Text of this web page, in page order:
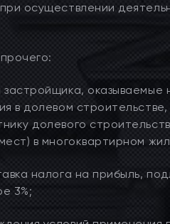
осуществлении
оказываемые
в долевом
долевого
в многоквартирном
налога на прибыль,
3%;